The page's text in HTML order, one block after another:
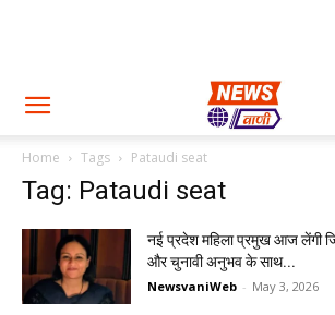
Home Tags Pataudi seat
Tag: Pataudi seat
नई प्रदेश महिला प्रमुख आज लेंगी
और चुनावी अनुभव के साथ...
NewsvaniWeb - May 3, 2026